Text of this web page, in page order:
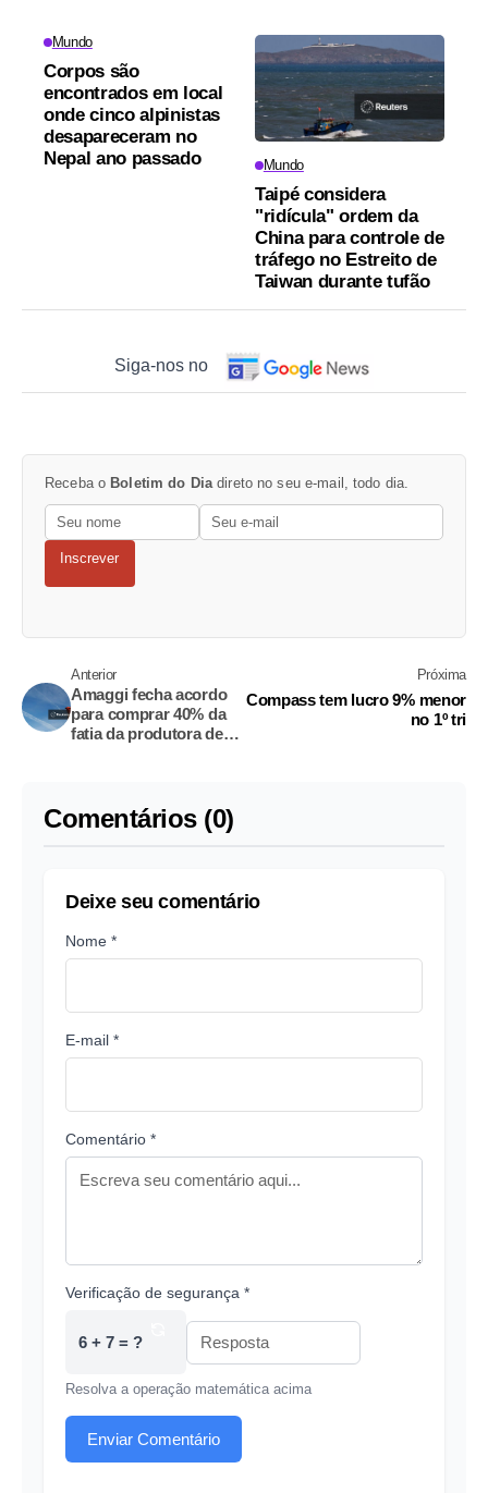
Mundo
Corpos são
encontrados em local
onde cinco alpinistas
desapareceram no
Nepal ano passado
Mundo
Taipé considera
"ridícula" ordem da
China para controle de
tráfego no Estreito de
Taiwan durante tufão
Siga-nos no
Receba o Boletim do Dia direto no seu e-mail, todo dia.
Inscrever
Anterior
Amaggi fecha acordo
para comprar 40% da
fatia da produtora de
Próxima
Compass tem lucro 9% menor
no 1º tri
Comentários (0)
Deixe seu comentário
Nome *
E-mail *
Comentário *
Verificação de segurança *
6 + 7 = ?
Resolva a operação matemática acima
Enviar Comentário